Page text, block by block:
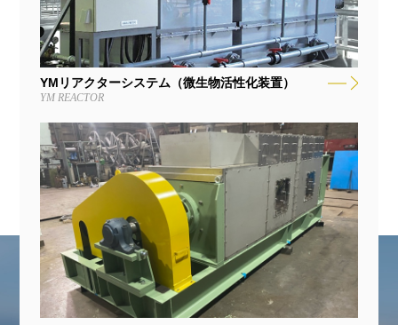
YMリアクターシステム（微生物活性化装置）
YM REACTOR